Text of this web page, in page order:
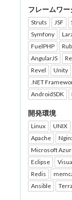
フレームワー
Struts JSF
Symfony
FuelPHP
AngularJS
Revel
Unity
.NET
AndroidSDK
開発環境
Linux UNIX
Apache
Microsoft
Eclipse
Redis
Ansible